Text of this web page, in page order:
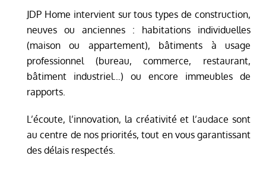
JDP Home intervient sur tous types de construction,
neuves ou anciennes : habitations individuelles
(maison ou appartement), bâtiments à usage
professionnel (bureau, commerce, restaurant,
bâtiment industriel…) ou encore immeubles de
rapports.
L’écoute, l’innovation, la créativité et l’audace sont
au centre de nos priorités, tout en vous garantissant
des délais respectés.